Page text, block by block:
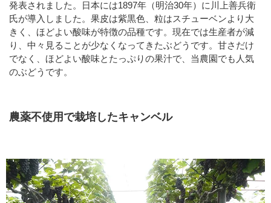
発表されました。日本には1897年（明治30年）に川上善兵衛
氏が導入しました。果皮は紫黒色、粒はスチューベンより大
きく、ほどよい酸味が特徴の品種です。現在では生産者が減
り、中々見ることが少なくなってきたぶどうです。甘さだけ
でなく、ほどよい酸味とたっぷりの果汁で、当農園でも人気
のぶどうです。
農薬不使用で栽培したキャンベル